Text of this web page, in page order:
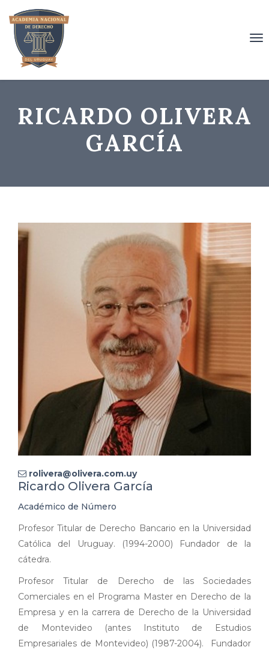
RICARDO OLIVERA
GARCÍA
rolivera@olivera.com.uy
Ricardo Olivera García
Académico de Número
Profesor Titular de Derecho Bancario en la Universidad
Católica del Uruguay. (1994-2000) Fundador de la
cátedra.
Profesor Titular de Derecho de las Sociedades
Comerciales en el Programa Master en Derecho de la
Empresa y en la carrera de Derecho de la Universidad
de Montevideo (antes Instituto de Estudios
Empresariales de Montevideo) (1987-2004). Fundador